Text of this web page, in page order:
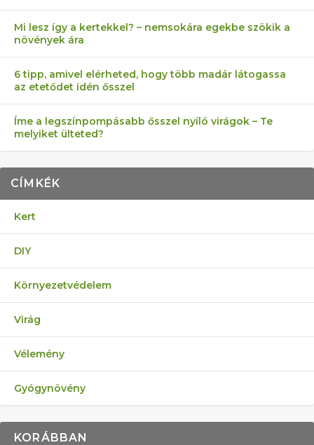
Mi lesz így a kertekkel? – nemsokára egekbe szökik a
növények ára
6 tipp, amivel elérheted, hogy több madár látogassa
az etetődet idén ősszel
Íme a legszínpompásabb ősszel nyíló virágok – Te
melyiket ülteted?
CÍMKÉK
Kert
DIY
Környezetvédelem
Virág
Vélemény
Gyógynövény
KORÁBBAN